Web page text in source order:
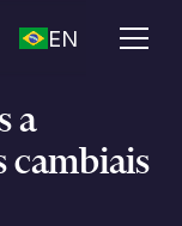
EN
a
cambiais